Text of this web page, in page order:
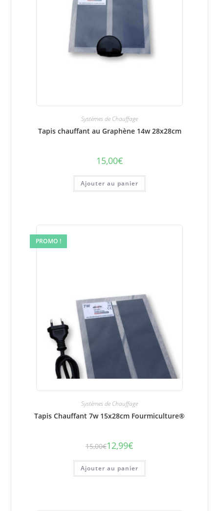
Systèmes de Chauffage
Tapis chauffant au Graphène 14w 28x28cm
15,00€
Ajouter au panier
PROMO !
Systèmes de Chauffage
Tapis Chauffant 7w 15x28cm Fourmiculture®
15,00€ Le
initial
était :
15,00€.
12,99€
Le
actuel
est :
12,99€.
Ajouter au panier